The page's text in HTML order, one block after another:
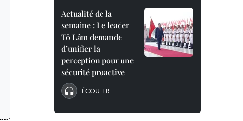
Actualité de la
semaine : Le leader
Tô Lâm demande
d’unifier la
perception pour une
sécurité proactive
ÉCOUTER